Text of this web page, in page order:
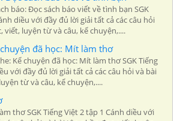
báo: Đọc sách báo viết về tình bạn SGK
diều với đầy đủ lời giải tất cả các câu hỏi
viết, luyện từ và câu, kể chuyện,....
đã học: Mít làm thơ
Kể chuyện đã học: Mít làm thơ SGK Tiếng
với đầy đủ lời giải tất cả các câu hỏi và bài
từ và câu, kể chuyện,....
thơ SGK Tiếng Việt 2 tập 1 Cánh diều với